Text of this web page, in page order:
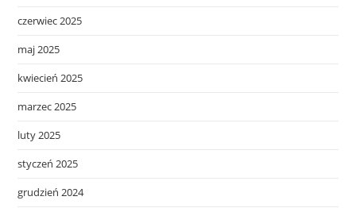
czerwiec 2025
maj 2025
kwiecień 2025
marzec 2025
luty 2025
styczeń 2025
grudzień 2024